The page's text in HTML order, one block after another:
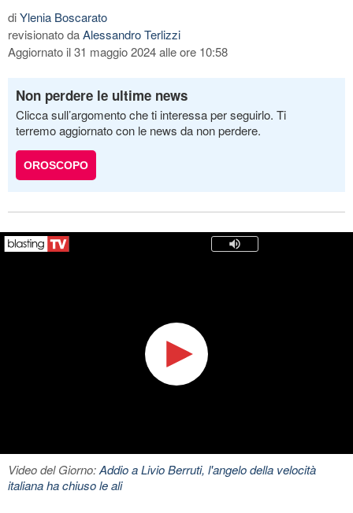
diYlenia Boscarato
revisionato daAlessandro Terlizzi
Aggiornato il 31 maggio 2024 alle ore 10:58
Non perdere le ultime news
Clicca sull’argomento che ti interessa per seguirlo. Ti
terremo aggiornato con le news da non perdere.
OROSCOPO
Video del Giorno:Addio a Livio Berruti, l'angelo della velocità
italiana ha chiuso le ali